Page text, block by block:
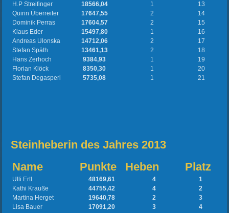
H.P Streifinger
18566,04 1
13
Quirin Überreiter
17647,55 2
14
Dominik Perras
17604,57 2
15
Klaus Eder
15497,80 1
16
Andreas Ulonska
14712,06 2
17
Stefan Späth
13461,13 2
18
Hans Zerhoch
9384,93 1
19
Florian Klöck
8350,30 1
20
Stefan Degasperi
5735,08 1 21
Steinheberin des Jahres 2013
Name
Punkte Heben Platz
Ulli Ertl 48169,61 4
1
Kathi Krauße
44755,42 4
2
Martina Herget
19640,78 2
3
Lisa Bauer
17091,20 3
4